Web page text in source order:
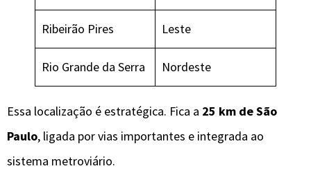
Ribeirão Pires Leste
Rio Grande da Serra Nordeste
Essa localização é estratégica. Fica a 25 km de São
Paulo, ligada por vias importantes e integrada ao
sistema metroviário.